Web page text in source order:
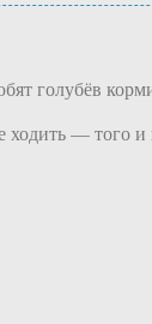
голубёв
ходить — того